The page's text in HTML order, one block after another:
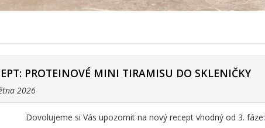
PROTEINOVÉ MINI TIRAMISU DO SKLENIČKY
2026
Dovolujeme si Vás upozornit na nový recept vhodný od 3. fáze: